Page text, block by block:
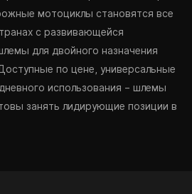
мотоциклы становятся все
с развивающейся
для двойного назначения
по цене, универсальные
использования – шлемы
занять лидирующие позиции в